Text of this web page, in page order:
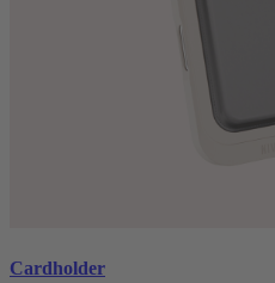
Cardholder